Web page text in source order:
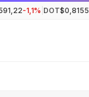
-1,1% DOT$0,8155